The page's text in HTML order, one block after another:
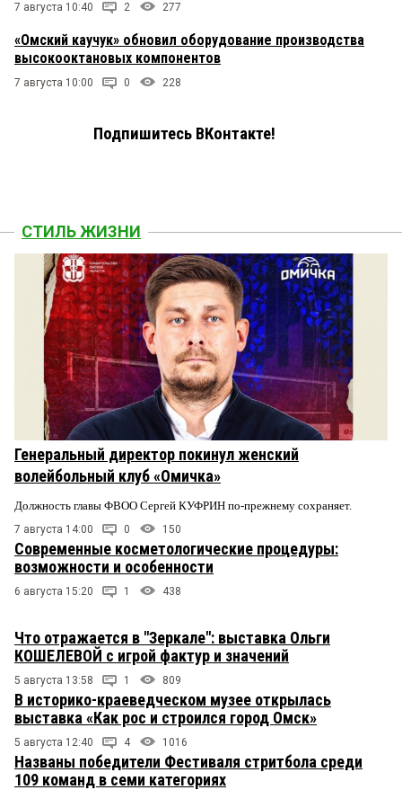
7 августа 10:40 2 277
«Омский каучук» обновил оборудование производства
высокооктановых компонентов
7 августа 10:00 0 228
Подпишитесь ВКонтакте!
СТИЛЬ ЖИЗНИ
Генеральный директор покинул женский
волейбольный клуб «Омичка»
Должность главы ФВОО Сергей КУФРИН по-прежнему сохраняет.
7 августа 14:00 0 150
Современные косметологические процедуры:
возможности и особенности
6 августа 15:20 1 438
Что отражается в "Зеркале": выставка Ольги
КОШЕЛЕВОЙ с игрой фактур и значений
5 августа 13:58 1 809
В историко-краеведческом музее открылась
выставка «Как рос и строился город Омск»
5 августа 12:40 4 1016
Названы победители Фестиваля стритбола среди
109 команд в семи категориях